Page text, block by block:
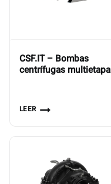
CSF.IT – Bombas
centrífugas multietapa
LEER